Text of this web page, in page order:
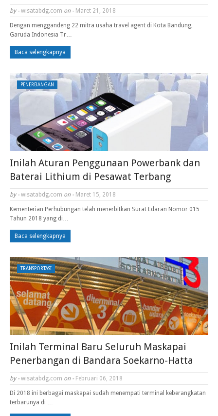
by - wisatabdg.com on - Maret 21, 2018
Dengan menggandeng 22 mitra usaha travel agent di Kota Bandung,
Garuda Indonesia Tr…
Baca selengkapnya
PENERBANGAN
Inilah Aturan Penggunaan Powerbank dan
Baterai Lithium di Pesawat Terbang
by - wisatabdg.com on - Maret 15, 2018
Kementerian Perhubungan telah menerbitkan Surat Edaran Nomor 015
Tahun 2018 yang di…
Baca selengkapnya
TRANSPORTASI
Inilah Terminal Baru Seluruh Maskapai
Penerbangan di Bandara Soekarno-Hatta
by - wisatabdg.com on - Februari 06, 2018
Di 2018 ini berbagai maskapai sudah menempati terminal keberangkatan
terbarunya di …